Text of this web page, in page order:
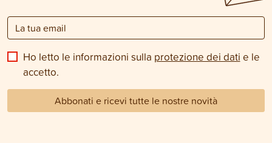
Ho letto le informazioni sulla protezione dei dati e le
accetto.
Abbonati e ricevi tutte le nostre novità